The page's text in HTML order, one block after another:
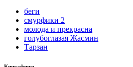
беги
смурфики 2
молода и прекрасна
голубоглазая Жасмин
Тарзан